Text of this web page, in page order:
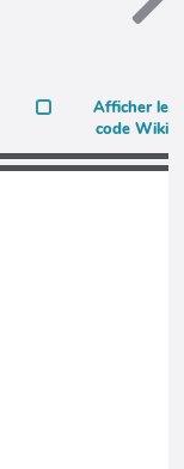
Afficher le
code Wiki